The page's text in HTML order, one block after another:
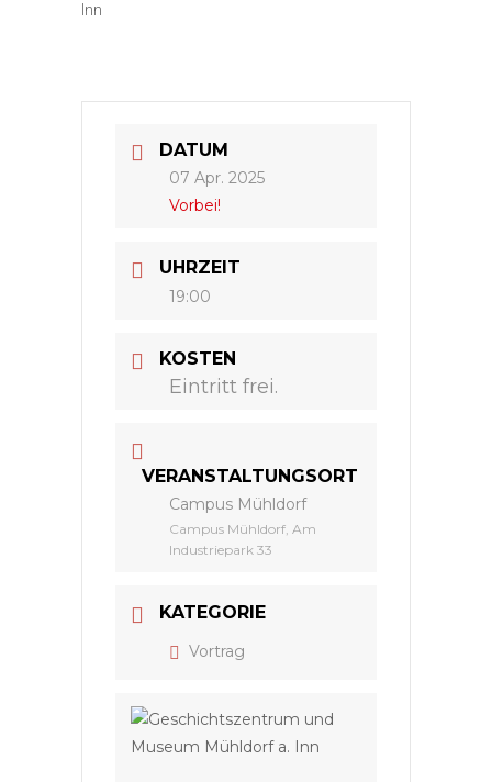
Inn
DATUM
07 Apr. 2025
Vorbei!
UHRZEIT
19:00
KOSTEN
Eintritt frei.
VERANSTALTUNGSORT
Campus Mühldorf
Campus Mühldorf, Am
Industriepark 33
KATEGORIE
Vortrag